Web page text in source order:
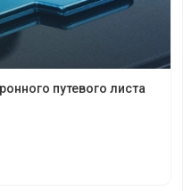
путевого листа